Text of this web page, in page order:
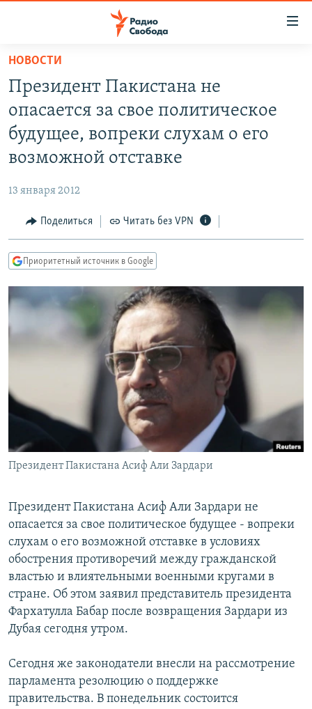
упрощенного
доступа
основному
содержанию
навигации
Вернутся
ПОДКАСТЫ
АВТОРСКИЕ ПРОЕКТЫ
ЦИТАТЫ СВОБОДЫ
КУЛЬТУРА
IDEL.РЕАЛИИ
КАВКАЗ.РЕАЛИИ
СИБИРЬ.РЕАЛИИ
РАСПИСАНИЕ ВЕЩАНИЯ
ПОДПИШИТЕСЬ НА РАССЫЛКУ
НОВОСТИ
Президент Пакистана не
опасается за свое политическое
будущее, вопреки слухам о его
возможной отставке
13 января 2012
Поделиться Читать без VPN
Приоритетный источник в Google
Президент Пакистана Асиф Али Зардари
Президент Пакистана Асиф Али Зардари не
опасается за свое политическое будущее - вопреки
слухам о его возможной отставке в условиях
обострения противоречий между гражданской
властью и влиятельными военными кругами в
стране. Об этом заявил представитель президента
Фархатулла Бабар после возвращения Зардари из
Дубая сегодня утром.
Сегодня же законодатели внесли на рассмотрение
парламента резолюцию о поддержке
правительства. В понедельник состоится